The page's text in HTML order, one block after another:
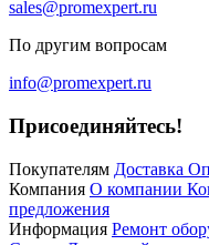
sales@promexpert.ru
По другим вопросам
info@promexpert.ru
Присоединяйтесь!
Покупателям Доставка
Компания О компании
предложения
Информация Ремонт